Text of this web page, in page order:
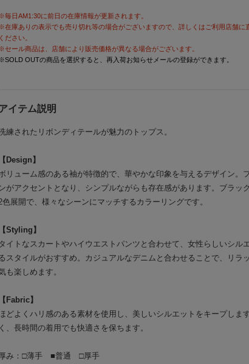
毎日AM1:30に前日の在庫情報が更新されます。
在庫ありの表示でも売り切れ等の場合がございますので、詳しくはご利用店舗に
ください。
セール商品は、店舗により販売価格が異なる場合がございます。
OUTの商品を選択すると、再入荷お知らせメールの登録ができます。
イテム説明
練されたリボンディテールが魅力のトップス。
【Design】
リューム感のある袖が特徴的で、華やかな印象を与えるデザイン。
ンがアクセントとなり、シンプルながらも存在感があります。ブラッ
色展開で、様々なシーンにマッチするカラーリングです。
【Styling】
タイトなスカートやハイウエストパンツと合わせて、女性らしいシル
るスタイルがおすすめ。カジュアルなデニムと合わせることで、リラ
も楽しめます。
【Fabric】
どよくハリ感のある素材を使用し、美しいシルエットをキープしま
く、長時間の着用でも快適さを保ちます。
厚み：□薄手 ■普通 □厚手